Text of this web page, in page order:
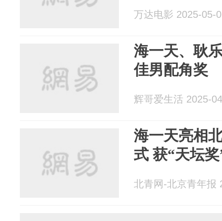
万达电影 2025-05-
海一天、耿
佳男配角奖
辉哥爱生活 2025-
海一天亮相
式 获“天坛
北青网-北京青年报